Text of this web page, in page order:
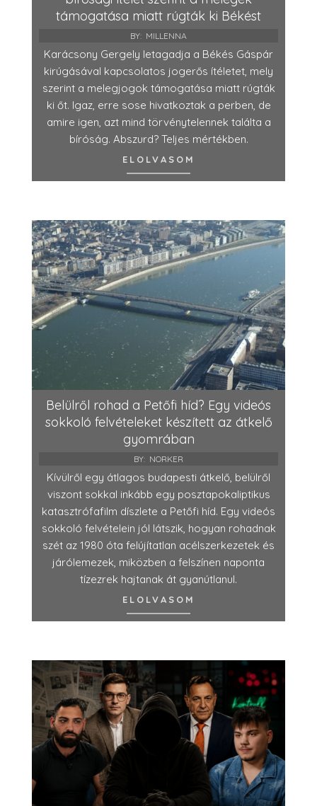
támogatása miatt rúgták ki Békést
BY: MILLENNA
Karácsony Gergely letagadja a Békés Gáspár
kirúgásával kapcsolatos jogerős ítéletet, mely
szerint a melegjogok támogatása miatt rúgták
ki őt. Igaz, erre sose hivatkoztak a perben, de
amire igen, azt mind törvénytelennek találta a
bíróság. Abszurd? Teljes mértékben.
ELOLVASOM
Belülről rohad a Petőfi híd? Egy videós
sokkoló felvételeket készített az átkelő
gyomrában
BY: NORKER
Kívülről egy átlagos budapesti átkelő, belülről
viszont sokkal inkább egy posztapokaliptikus
katasztrófafilm díszlete a Petőfi híd. Egy videós
sokkoló felvételein jól látszik, hogyan rohadnak
szét az 1980 óta felújítatlan acélszerkezetek és
járólemezek, miközben a felszínen naponta
tízezrek hajtanak át gyanútlanul.
ELOLVASOM